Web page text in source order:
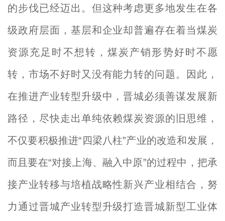
的步伐已经迈出。但这种考虑更多地发生在各
级政府层面，基层和企业却普遍存在着当煤炭
资源充足时不想转，煤炭产销形势好时不愿
转，市场不好时又没有能力转的问题。因此，
在推进产业转型升级中，晋城必须善谋发展新
路径，尽快走出单纯依赖煤炭资源的旧思维，
不仅要积极推进“四梁八柱”产业的改造和发展，
而且要在“对接上海、融入中原”的过程中，把承
接产业转移与培植战略性新兴产业相结合，努
力通过晋城产业转型升级打造晋城新型工业体